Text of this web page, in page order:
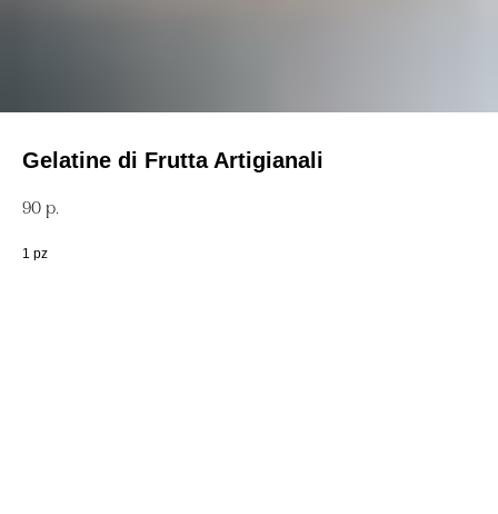
Gelatine di Frutta Artigianali
90 р.
1 pz